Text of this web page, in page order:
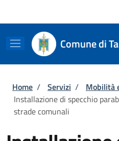
Comune di
Briciole di pane
Home / Servizi / Mobilità
Installazione di specchio
strade comunali